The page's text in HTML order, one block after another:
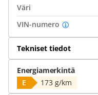
Väri
VIN-numero
Tekniset tiedot
Energiamerkintä
E
173 g/km